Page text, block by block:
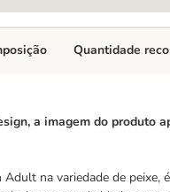
a imagem do produto
na variedade de peixe,
Quantidade